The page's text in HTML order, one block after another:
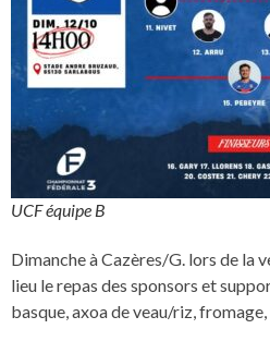
UCF équipe B
Dimanche à Cazères/G. lors de la
lieu le repas des sponsors et
basque, axoa de veau/riz,